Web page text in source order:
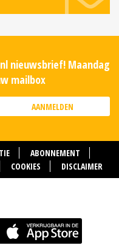
nieuwsbrief! Maandag
mailbox
AANMELDEN
ABONNEMENT
COOKIES DISCLAIMER